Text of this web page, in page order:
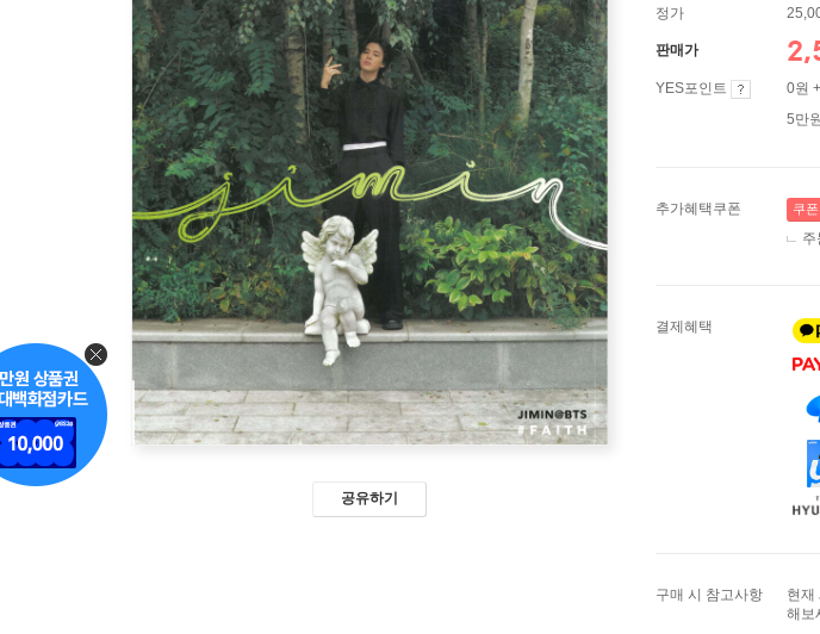
공유하기
정가
판매가
YES포인트
0원
5만
추가혜택쿠폰 쿠
주
결제혜택
구매 시 참고사항
현재
해보